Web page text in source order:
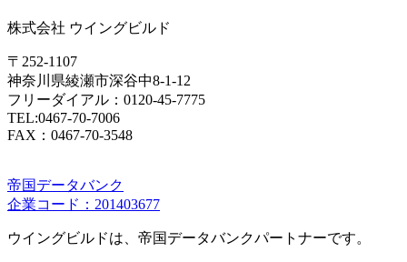
株式会社 ウイングビルド
〒252-1107
神奈川県綾瀬市深谷中8-1-12
フリーダイアル：0120-45-7775
TEL:0467-70-7006
FAX：0467-70-3548
帝国データバンク
企業コード：201403677
ウイングビルドは、帝国データバンクパートナーです。